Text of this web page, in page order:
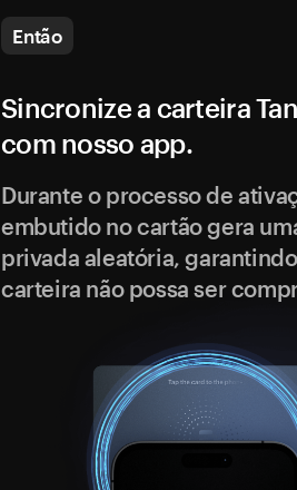
Então
Sincronize a carteira
com nosso app.
Durante o processo de
embutido no cartão gera
privada aleatória,
carteira não possa ser